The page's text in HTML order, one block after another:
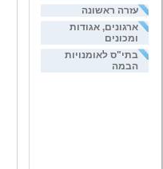
עזרה ראשונה
ארגונים, אגודות
ומכונים
בתי"ס לאומנויות
הבמה